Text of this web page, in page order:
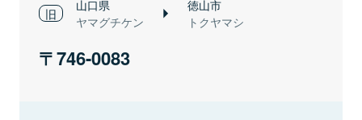
山口県
ヤマグチケン
徳山市
トクヤマシ
746-0083